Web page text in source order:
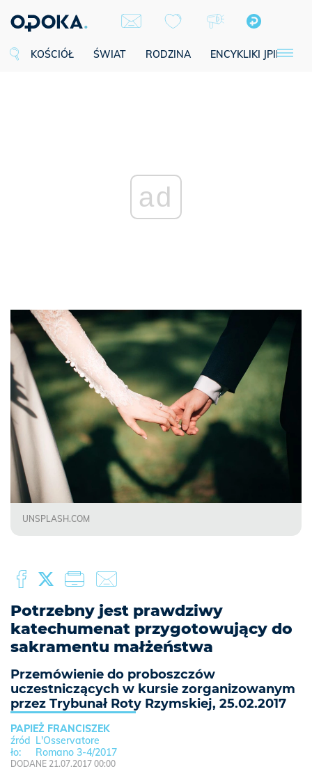
KOŚCIÓŁ ŚWIAT RODZINA ENCYKLIKI JPII
ad
UNSPLASH.COM
Potrzebny jest prawdziwy
katechumenat przygotowujący do
sakramentu małżeństwa
Przemówienie do proboszczów
uczestniczących w kursie zorganizowanym
przez Trybunał Roty Rzymskiej, 25.02.2017
PAPIEŻ FRANCISZEK
L'Osservatore
Romano 3-4/2017
DODANE 21.07.2017 00:00